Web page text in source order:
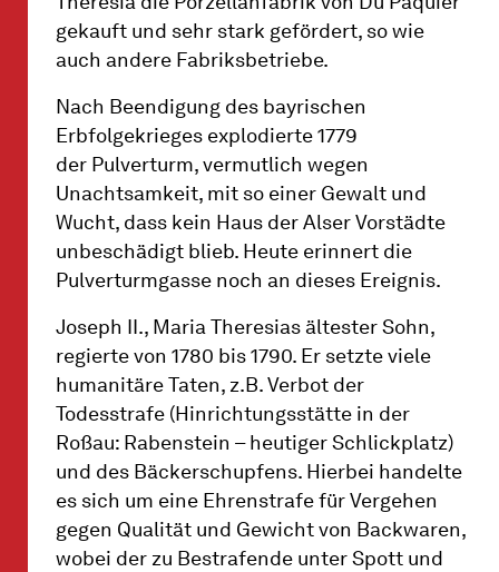
gekauft und sehr stark gefördert, so wie
auch andere Fabriksbetriebe.
Nach Beendigung des bayrischen
Erbfolgekrieges explodierte 1779
der Pulverturm, vermutlich wegen
Unachtsamkeit, mit so einer Gewalt und
Wucht, dass kein Haus der Alser Vorstädte
unbeschädigt blieb. Heute erinnert die
Pulverturmgasse noch an dieses Ereignis.
Joseph II., Maria Theresias ältester Sohn,
regierte von 1780 bis 1790. Er setzte viele
humanitäre Taten, z.B. Verbot der
Todesstrafe (Hinrichtungsstätte in der
Roßau: Rabenstein – heutiger Schlickplatz)
und des Bäckerschupfens. Hierbei handelte
es sich um eine Ehrenstrafe für Vergehen
gegen Qualität und Gewicht von Backwaren,
wobei der zu Bestrafende unter Spott und